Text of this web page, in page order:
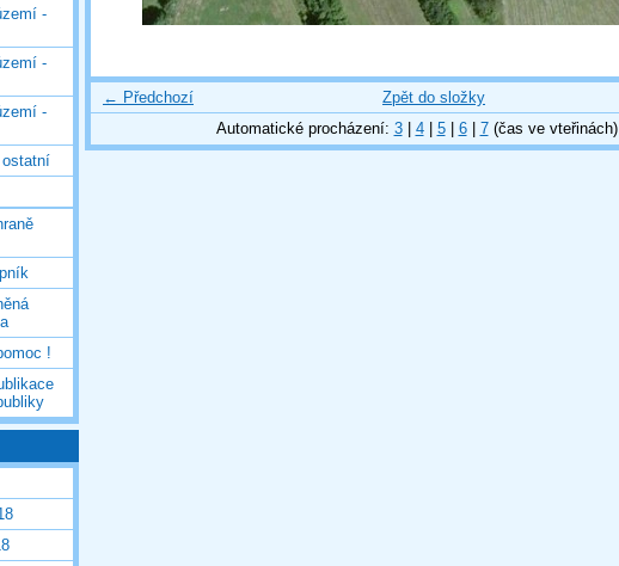
← Předchozí
Zpět do složky
Automatické procházení: 3| 4| 5| 6| 7(čas ve vteřinách)
-
-
-
!